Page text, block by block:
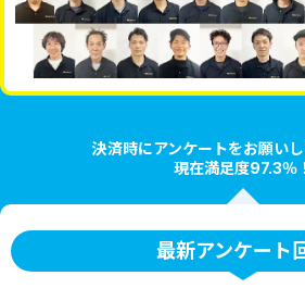
決済時にアンケートをお願いし
現在満足度97.3％
最新アンケート